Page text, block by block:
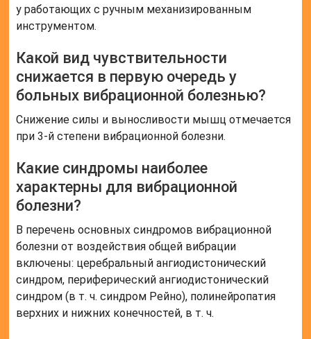
у работающих с ручным механизированным
инструментом.
Какой вид чувствительности
снижается в первую очередь у
больных вибрационной болезнью?
Снижение силы и выносливости мышц отмечается
при 3-й степени вибрационной болезни.
Какие синдромы наиболее
характерны для вибрационной
болезни?
В перечень основных синдромов вибрационной
болезни от воздействия общей вибрации
включены: церебральный ангиодистонический
синдром, периферический ангиодистонический
синдром (в т. ч. синдром Рейно), полинейропатия
верхних и нижних конечностей, в т. ч.